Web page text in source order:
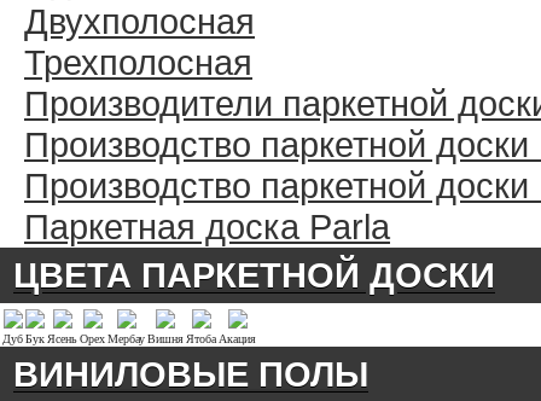
Двухполосная
Трехполосная
Производители паркетной
Производство паркетной
Производство паркетной
Паркетная доска Parla
ЦВЕТА ПАРКЕТНОЙ ДОСКИ
ДубБук ЯсеньОрехМербауВишня Ятоба Акация
ВИНИЛОВЫЕ ПОЛЫ